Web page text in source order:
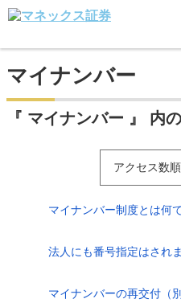
マイナンバー
『 マイナンバー 』 内
アクセス数順
マイナンバー制度とは何
法人にも番号指定はされ
マイナンバーの再交付（